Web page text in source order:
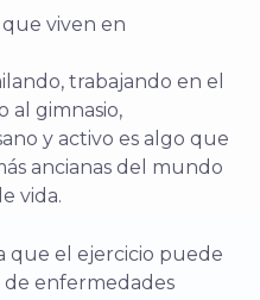
que viven en
trabajando en el
al gimnasio,
y activo es algo que
ancianas del mundo
vida.
que el ejercicio puede
enfermedades